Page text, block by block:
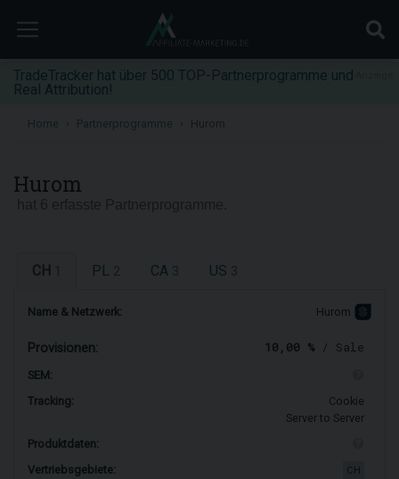
TradeTracker hat über 500 TOP-Partnerprogramme und
Real Attribution!
Home Partnerprogramme
Hurom
CH PL CA US
Name & Netzwerk: Hurom
Provisionen: 10,00 % / Sale
SEM:
Tracking:
Cookie
Server to Server
Produktdaten:
Vertriebsgebiete: